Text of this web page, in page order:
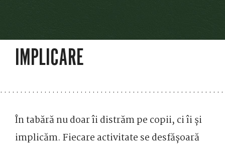
IMPLICARE
În tabără nu doar îi distrăm pe copii, ci îi și
implicăm. Fiecare activitate se desfășoară